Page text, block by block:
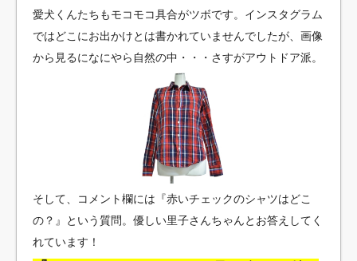
愛犬くんたちもモコモコ具合がツボです。インスタグラム
ではどこにお出かけとは書かれていませんでしたが、画像
から見るになにやら自然の中・・・さすがアウトドア派。
そして、コメント欄には『赤いチェックのシャツはどこ
の？』という質問。優しい里子さんちゃんとお答えしてく
れています！